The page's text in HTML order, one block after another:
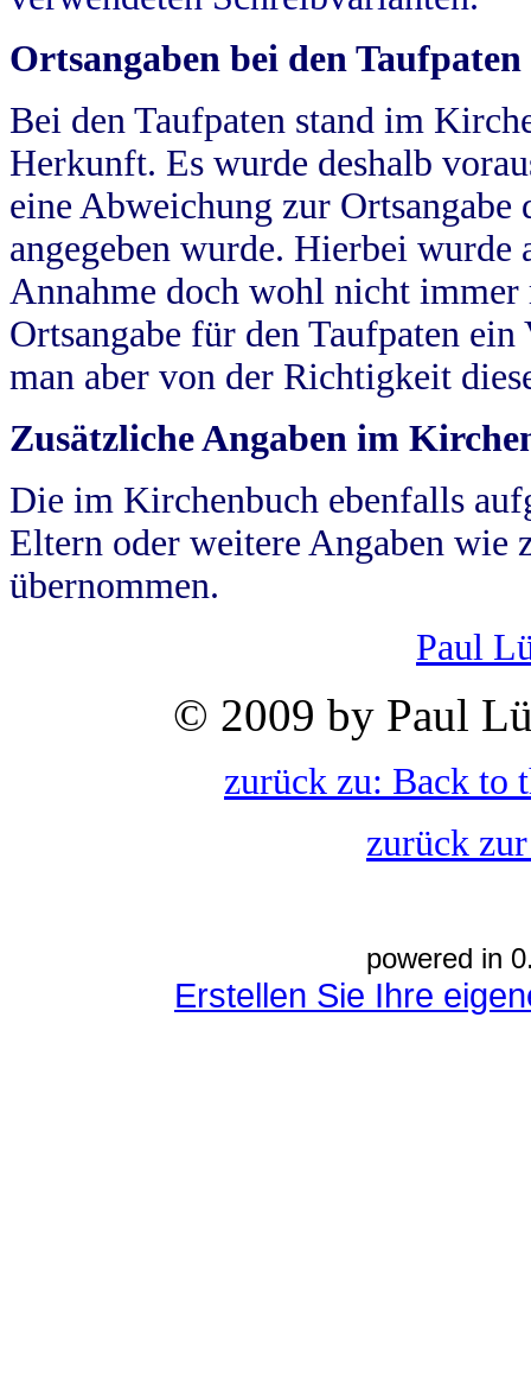
Ortsangaben bei den Taufpaten
Bei den Taufpaten stand im
Herkunft. Es wurde deshalb
eine Abweichung zur
angegeben wurde. Hierbei wurde
Annahme doch wohl nicht
Ortsangabe für den Taufpaten
man aber von der Richtigkeit
Zusätzliche Angaben im
Die im Kirchenbuch ebenfalls
Eltern oder weitere Angaben wie
übernommen.
Paul
© 2009 by Paul
zurück zu: Back to
zurück
powered in
Erstellen Sie Ihre